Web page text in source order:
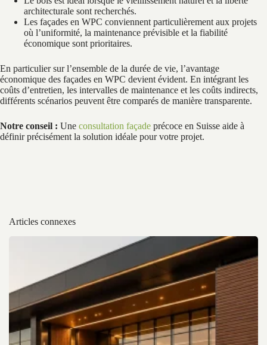
architecturale sont recherchés.
Les façades en WPC conviennent particulièrement aux projets
où l’uniformité, la maintenance prévisible et la fiabilité
économique sont prioritaires.
En particulier sur l’ensemble de la durée de vie, l’avantage
économique des façades en WPC devient évident. En intégrant les
coûts d’entretien, les intervalles de maintenance et les coûts indirects,
différents scénarios peuvent être comparés de manière transparente.
Notre conseil : Une consultation façade précoce en Suisse aide à
définir précisément la solution idéale pour votre projet.
Articles connexes